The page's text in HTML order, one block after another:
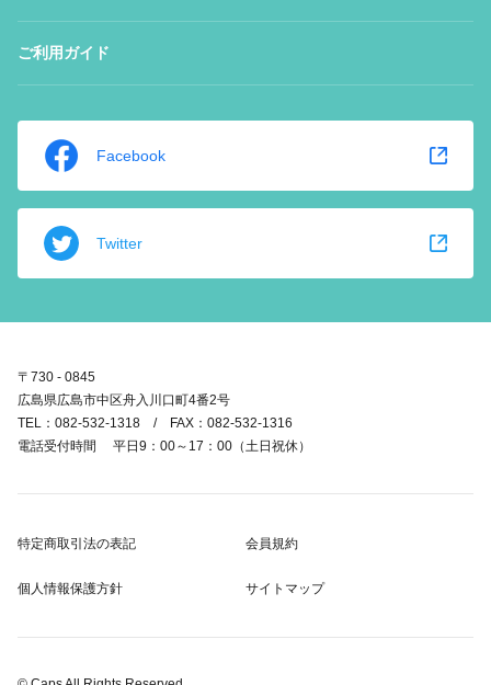
ご利用ガイド
Facebook
Twitter
〒730 - 0845
広島県広島市中区舟入川口町4番2号
TEL：082-532-1318 / FAX：082-532-1316
電話受付時間 平日9：00～17：00（土日祝休）
特定商取引法の表記 会員規約
個人情報保護方針 サイトマップ